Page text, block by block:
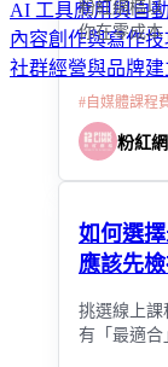
AI 工具應用與自
內容創作與寫作技
社群經營與品牌建
粉紅網樞以
你在零成本
#自媒體課程
粉紅
如何選
應該先檢
挑選線上課
有「最適合